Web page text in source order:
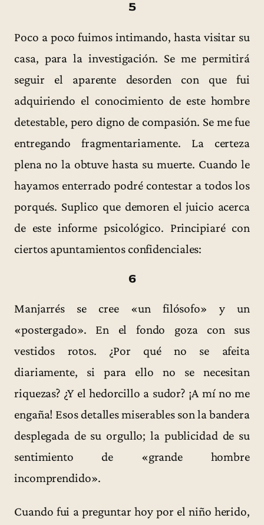
5
Poco a poco fuimos intimando, hasta visitar su
casa, para la investigación. Se me permitirá
seguir el aparente desorden con que fui
adquiriendo el conocimiento de este hombre
detestable, pero digno de compasión. Se me fue
entregando fragmentariamente. La certeza
plena no la obtuve hasta su muerte. Cuando le
hayamos enterrado podré contestar a todos los
porqués. Suplico que demoren el juicio acerca
de este informe psicológico. Principiaré con
ciertos apuntamientos confidenciales:
6
Manjarrés se cree «un filósofo» y un
«postergado». En el fondo goza con sus
vestidos rotos. ¿Por qué no se afeita
diariamente, si para ello no se necesitan
riquezas? ¿Y el hedorcillo a sudor? ¡A mí no me
engaña! Esos detalles miserables son la bandera
desplegada de su orgullo; la publicidad de su
sentimiento de «grande hombre
incomprendido».
Cuando fui a preguntar hoy por el niño herido,